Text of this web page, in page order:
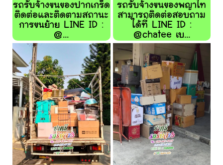
รถรับจ้างขนของปากเกร็ด
ติดต่อและติดตามสถานะ
การขนย้าย LINE ID :
@...
รถรับจ้างขนของพญาไท
สามารถติดต่อสอบถาม
ได้ที่ LINE ID :
@chatee เบ...